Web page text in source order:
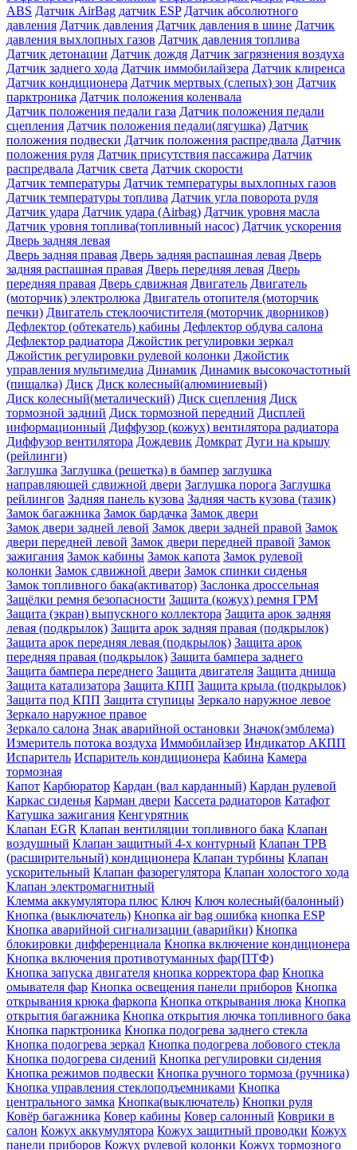
ABS Датчик AirBag датчик ESP Датчик абсолютного
давления Датчик давления Датчик давления в шине Датчик
давления выхлопных газов Датчик давления топлива
Датчик детонации Датчик дождя Датчик загрязнения воздуха
Датчик заднего хода Датчик иммобилайзера Датчик клиренса
Датчик кондиционера Датчик мертвых (слепых) зон Датчик
парктроника Датчик положения коленвала
Датчик положения педали газа Датчик положения педали
сцепления Датчик положения педали(лягушка) Датчик
положения подвески Датчик положения распредвала Датчик
положения руля Датчик присутствия пассажира Датчик
распредвала Датчик света Датчик скорости
Датчик температуры Датчик температуры выхлопных газов
Датчик температуры топлива Датчик угла поворота руля
Датчик удара Датчик удара (Airbag) Датчик уровня масла
Датчик уровня топлива(топливный насос) Датчик ускорения
Дверь задняя левая
Дверь задняя правая Дверь задняя распашная левая Дверь
задняя распашная правая Дверь передняя левая Дверь
передняя правая Дверь сдвижная Двигатель Двигатель
(моторчик) электролюка Двигатель отопителя (моторчик
печки) Двигатель стеклоочистителя (моторчик дворников)
Дефлектор (обтекатель) кабины Дефлектор обдува салона
Дефлектор радиатора Джойстик регулировки зеркал
Джойстик регулировки рулевой колонки Джойстик
управления мультимедиа Динамик Динамик высокочастотный
(пищалка) Диск Диск колесный(алюминиевый)
Диск колесный(металический) Диск сцепления Диск
тормозной задний Диск тормозной передний Дисплей
информационный Диффузор (кожух) вентилятора радиатора
Диффузор вентилятора Дождевик Домкрат Дуги на крышу
(рейлинги)
Заглушка Заглушка (решетка) в бампер заглушка
направляющей сдвижной двери Заглушка порога Заглушка
рейлингов Задняя панель кузова Задняя часть кузова (тазик)
Замок багажника Замок бардачка Замок двери
Замок двери задней левой Замок двери задней правой Замок
двери передней левой Замок двери передней правой Замок
зажигания Замок кабины Замок капота Замок рулевой
колонки Замок сдвижной двери Замок спинки сиденья
Замок топливного бака(активатор) Заслонка дроссельная
Защёлки ремня безопасности Защита (кожух) ремня ГРМ
Защита (экран) выпускного коллектора Защита арок задняя
левая (подкрылок) Защита арок задняя правая (подкрылок)
Защита арок передняя левая (подкрылок) Защита арок
передняя правая (подкрылок) Защита бампера заднего
Защита бампера переднего Защита двигателя Защита днища
Защита катализатора Защита КПП Защита крыла (подкрылок)
Защита под КПП Защита ступицы Зеркало наружное левое
Зеркало наружное правое
Зеркало салона Знак аварийной остановки Значок(эмблема)
Измеритель потока воздуха Иммобилайзер Индикатор АКПП
Испаритель Испаритель кондиционера Кабина Камера
тормозная
Капот Карбюратор Кардан (вал карданный) Кардан рулевой
Каркас сиденья Карман двери Кассета радиаторов Катафот
Катушка зажигания Кенгурятник
Клапан EGR Клапан вентиляции топливного бака Клапан
воздушный Клапан защитный 4-х контурный Клапан ТРВ
(расширительный) кондиционера Клапан турбины Клапан
ускорительный Клапан фазорегулятора Клапан холостого хода
Клапан электромагнитный
Клемма аккумулятора плюс Ключ Ключ колесный(балонный)
Кнопка (выключатель) Кнопка air bag ошибка кнопка ESP
Кнопка аварийной сигнализации (аварийки) Кнопка
блокировки дифференциала Кнопка включение кондиционера
Кнопка включения противотуманных фар(ПТФ)
Кнопка запуска двигателя кнопка корректора фар Кнопка
омывателя фар Кнопка освещения панели приборов Кнопка
открывания крюка фаркопа Кнопка открывания люка Кнопка
открытия багажника Кнопка открытия лючка топливного бака
Кнопка парктроника Кнопка подогрева заднего стекла
Кнопка подогрева зеркал Кнопка подогрева лобового стекла
Кнопка подогрева сидений Кнопка регулировки сидения
Кнопка режимов подвески Кнопка ручного тормоза (ручника)
Кнопка управления стеклоподъемниками Кнопка
центрального замка Кнопка(выключатель) Кнопки руля
Ковёр багажника Ковер кабины Ковер салонный Коврики в
салон Кожух аккумулятора Кожух защитный проводки Кожух
панели приборов Кожух рулевой колонки Кожух тормозного